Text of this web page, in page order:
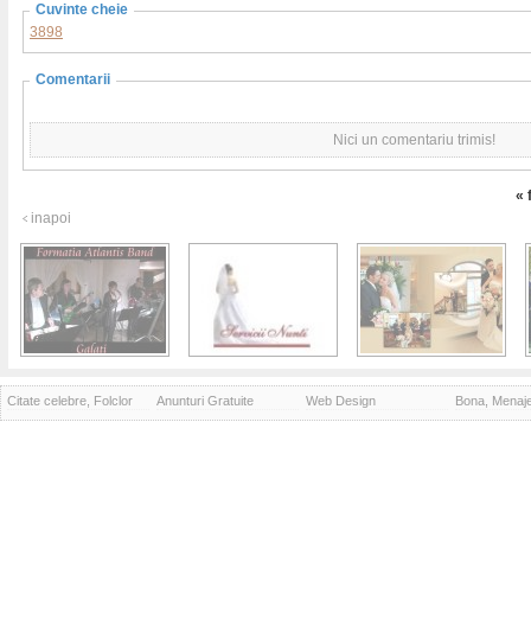
Cuvinte cheie
3898
Comentarii
Nici un comentariu trimis!
«
inapoi
Citate celebre, Folclor Anunturi Gratuite Web Design Bona,